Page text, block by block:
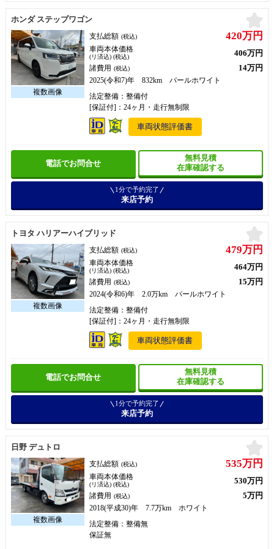
ホンダ ステップワゴン
支払総額 (税込) 420万円
車両本体価格
(リ済込) (税込) 406万円
諸費用 (税込) 14万円
2025(令和7)年 832km パールホワイト
法定整備：整備付
[保証付]：24ヶ月・走行無制限
車両状態評価書
電話でお問合せ
無料見積
在庫確認する
1分で予約完了
来店予約
トヨタ ハリアーハイブリッド
支払総額 (税込) 479万円
車両本体価格
(リ済込) (税込) 464万円
諸費用 (税込) 15万円
2024(令和6)年 2.0万km パールホワイト
法定整備：整備付
[保証付]：24ヶ月・走行無制限
車両状態評価書
電話でお問合せ
無料見積
在庫確認する
1分で予約完了
来店予約
日野 デュトロ
支払総額 (税込) 535万円
車両本体価格
(リ済込) (税込) 530万円
諸費用 (税込) 5万円
2018(平成30)年 7.7万km ホワイト
法定整備：整備無
保証無